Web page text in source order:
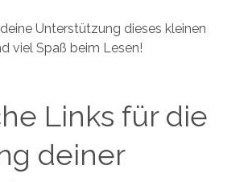
Unterstützung dieses kleinen
viel Spaß beim Lesen!
Links für die
deiner